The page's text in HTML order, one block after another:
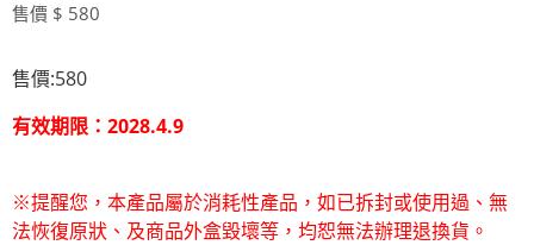
售價 $ 580
售價:580
有效期限：2028.4.9
※提醒您，本產品屬於消耗性產品，如已拆封或使用過、無
法恢復原狀、及商品外盒毀壞等，均恕無法辦理退換貨。